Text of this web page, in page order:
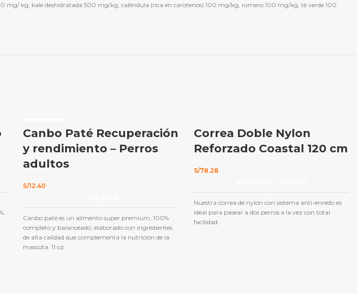
mg/ kg, kale deshidratada 500 mg/kg, caléndula (rica en carotenos) 100 mg/kg, romero 100 mg/kg, té verde 100
Canbo Paté Recuperación
y rendimiento – Perros
adultos
S/12.40
Canbo paté es un alimento super premium, 100%
completo y balanceado, elaborado con ingredientes
de alta calidad que complementa la nutrición de la
mascota. 11 oz
Correa Doble Nylon
Reforzado Coastal 120 cm
S/78.28
Nuestra correa de nylon con sistema anti-enredo es
ideal para pasear a dos perros a la vez con total
facilidad.